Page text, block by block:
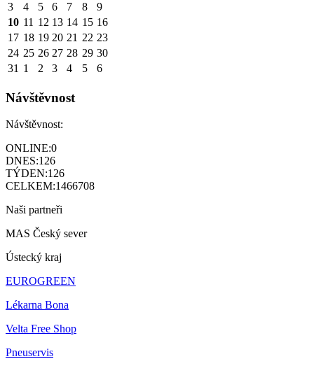
3
4 5 6 7 8
9
10 11 12 13 14 15 16
17 18 19 20 21 22 23
24 25 26 27 28 29 30
31 1 2 3 4 5 6
Návštěvnost
Návštěvnost:
ONLINE:0
DNES:126
TÝDEN:126
CELKEM:1466708
Naši partneři
MAS Český sever
Ústecký kraj
EUROGREEN
Lékarna Bona
Velta Free Shop
Pneuservis